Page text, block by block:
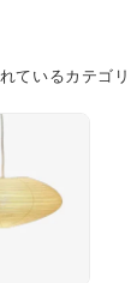
ているカテゴリ